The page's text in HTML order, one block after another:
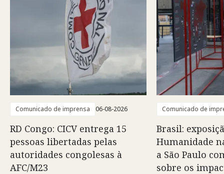
Comunicado de imprensa 06-08-2026
RD Congo: CICV entrega 15
pessoas libertadas pelas
autoridades congolesas à
AFC/M23
Comunicado de
Brasil:
Humanidade
a São Paulo
sobre os